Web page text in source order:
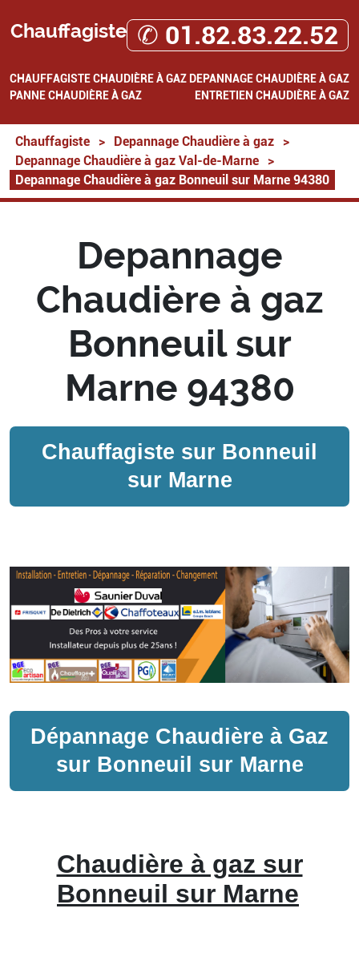
Chauffagiste ✆ 01.82.83.22.52
CHAUFFAGISTECHAUDIÈRE À GAZ DEPANNAGE CHAUDIÈRE À GAZ
PANNE CHAUDIÈRE À GAZ
ENTRETIEN CHAUDIÈRE À GAZ
Chauffagiste > Depannage Chaudière à gaz
>
Depannage Chaudière à gaz Val-de-Marne
>
Depannage Chaudière à gaz Bonneuil sur Marne 94380
Depannage
Chaudière à gaz
Bonneuil sur
Marne 94380
Chauffagiste sur Bonneuil
sur Marne
Dépannage Chaudière à Gaz
sur Bonneuil sur Marne
Chaudière à gaz sur
Bonneuil sur Marne